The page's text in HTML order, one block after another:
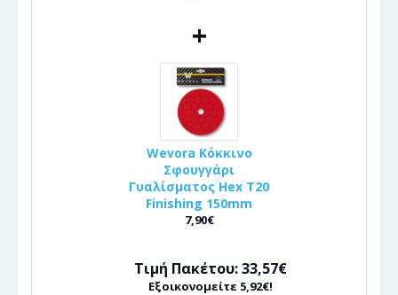
+
Wevora Κόκκινο
Σφουγγάρι
Γυαλίσματος Hex T20
Finishing 150mm
7,90€
Τιμή Πακέτου: 33,57€
Εξοικονομείτε 5,92€!